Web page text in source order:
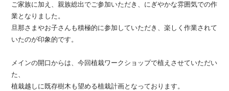
ご家族に加え、親族総出でご参加いただき、にぎやかな雰囲気での作
業となりました。
旦那さまやお子さんも積極的に参加していただき、楽しく作業されて
いたのが印象的です。
メインの開口からは、今回植栽ワークショップで植えさせていただい
た、
植栽越しに既存樹木も望める植栽計画となっております。